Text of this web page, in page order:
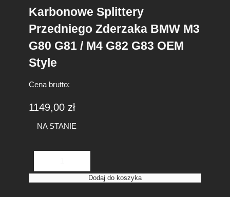
Karbonowe Splittery
Przedniego Zderzaka BMW M3
G80 G81 / M4 G82 G83 OEM
Style
Cena brutto:
1149,00 zł
NA STANIE
o
Dodaj do koszyka